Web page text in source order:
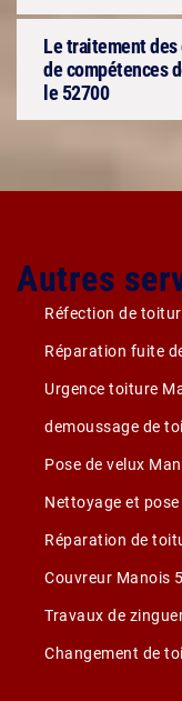
Le traitement des
de compétences
le 52700
Autres
Réfection de
Réparation fuite
Urgence toiture
demoussage de
Pose de velux
Nettoyage et
Réparation de
Couvreur Manois
Travaux de
Changement de